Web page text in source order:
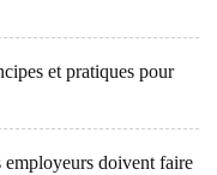
et pratiques pour
doivent faire